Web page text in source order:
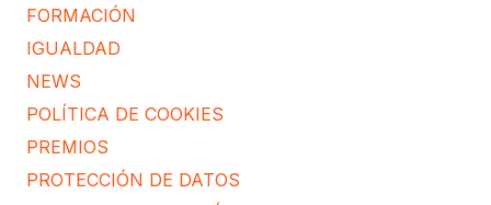
FORMACIÓN
IGUALDAD
NEWS
POLÍTICA DE COOKIES
PREMIOS
PROTECCIÓN DE DATOS